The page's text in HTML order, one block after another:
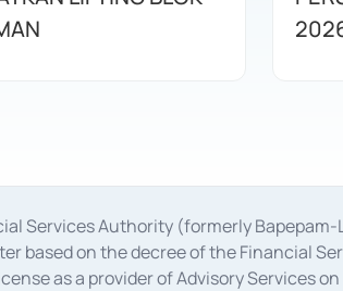
Services Authority (formerly Bapepam-
based on the decree of the Financial
as a provider of Advisory Services